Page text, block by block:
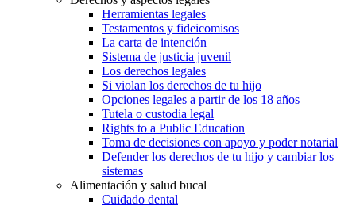
Herramientas legales
Testamentos y fideicomisos
La carta de intención
Sistema de justicia juvenil
Los derechos legales
Si violan los derechos de tu hijo
Opciones legales a partir de los 18 años
Tutela o custodia legal
Rights to a Public Education
Toma de decisiones con apoyo y poder notarial
Defender los derechos de tu hijo y cambiar los
sistemas
Alimentación y salud bucal
Cuidado dental